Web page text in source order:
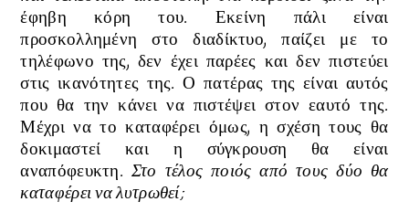
έφηβη κόρη του. Εκείνη πάλι είναι
προσκολλημένη στο διαδίκτυο, παίζει με το
τηλέφωνο της, δεν έχει παρέες και δεν πιστεύει
στις ικανότητες της. Ο πατέρας της είναι αυτός
που θα την κάνει να πιστέψει στον εαυτό της.
Μέχρι να το καταφέρει όμως, η σχέση τους θα
δοκιμαστεί και η σύγκρουση θα είναι
αναπόφευκτη. Στο τέλος ποιός από τους δύο θα
καταφέρει να λυτρωθεί;